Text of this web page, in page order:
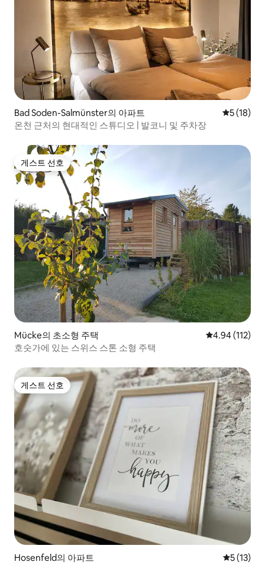
Bad Soden-Salmünster의 아파트 평점 5점
5 (18)
온천 근처의 현대적인 스튜디오 | 발코니 및 주차장
게스트 선호
게스트 선호
Mücke의 초소형 주택 평점 4.94점(5
4.94 (112)
호숫가에 있는 스위스 스톤 소형 주택
게스트 선호
게스트 선호
Hosenfeld의 아파트 평점 5점
5 (13)